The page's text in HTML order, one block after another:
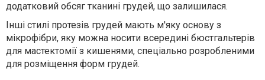
додатковий обсяг тканині грудей, що залишилася.
Інші стилі протезів грудей мають м'яку основу з
мікрофібри, яку можна носити всередині бюстгальтерів
для мастектомії з кишенями, спеціально розробленими
для розміщення форм грудей.